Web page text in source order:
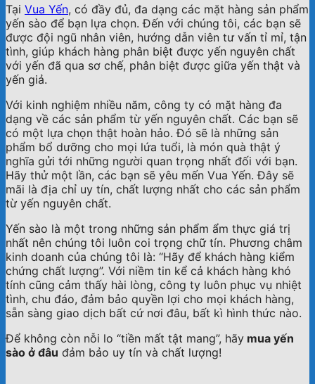
Tại Vua Yến, có đầy đủ, đa dạng các mặt hàng sản phẩm
yến sào để bạn lựa chọn. Đến với chúng tôi, các bạn sẽ
được đội ngũ nhân viên, hướng dẫn viên tư vấn tỉ mỉ, tận
tình, giúp khách hàng phân biệt được yến nguyên chất
với yến đã qua sơ chế, phân biệt được giữa yến thật và
yến giả.
Với kinh nghiệm nhiều năm, công ty có mặt hàng đa
dạng về các sản phẩm từ yến nguyên chất. Các bạn sẽ
có một lựa chọn thật hoàn hảo. Đó sẽ là những sản
phẩm bổ dưỡng cho mọi lứa tuổi, là món quà thật ý
nghĩa gửi tới những người quan trọng nhất đối với bạn.
Hãy thử một lần, các bạn sẽ yêu mến Vua Yến. Đây sẽ
mãi là địa chỉ uy tín, chất lượng nhất cho các sản phẩm
từ yến nguyên chất.
Yến sào là một trong những sản phẩm ẩm thực giá trị
nhất nên chúng tôi luôn coi trọng chữ tín. Phương châm
kinh doanh của chúng tôi là: “Hãy để khách hàng kiểm
chứng chất lượng”. Với niềm tin kể cả khách hàng khó
tính cũng cảm thấy hài lòng, công ty luôn phục vụ nhiệt
tình, chu đáo, đảm bảo quyền lợi cho mọi khách hàng,
sẵn sàng giao dịch bất cứ nơi đâu, bất kì hình thức nào.
Để không còn nỗi lo “tiền mất tật mang”, hãy mua yến
sào ở đâu đảm bảo uy tín và chất lượng!